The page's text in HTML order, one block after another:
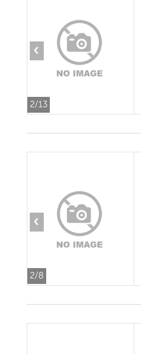
2/13
‹
2/8
‹